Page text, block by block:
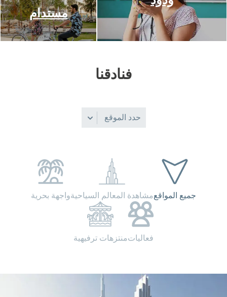
مستدام
فنادقنا
جميع المواقعمشاهدة المعالم السياحيةواجهة بحرية
فعالياتمنتزهات ترفيهية
حدد الموقع